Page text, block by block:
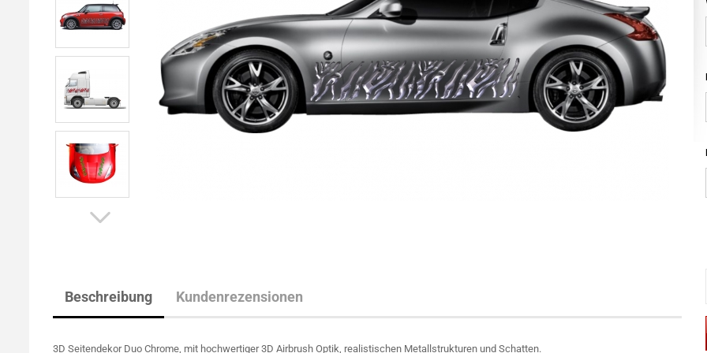
Beschreibung Kundenrezensionen
3D Seitendekor Duo Chrome, mit hochwertiger 3D Airbrush Optik, realistischen Metallstrukturen und Schatten.